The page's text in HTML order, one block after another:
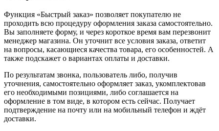
Функция «Быстрый заказ» позволяет покупателю не
проходить всю процедуру оформления заказа самостоятельно.
Вы заполняете форму, и через короткое время вам перезвонит
менеджер магазина. Он уточнит все условия заказа, ответит
на вопросы, касающиеся качества товара, его особенностей. А
также подскажет о вариантах оплаты и доставки.
По результатам звонка, пользователь либо, получив
уточнения, самостоятельно оформляет заказ, укомплектовав
его необходимыми позициями, либо соглашается на
оформление в том виде, в котором есть сейчас. Получает
подтверждение на почту или на мобильный телефон и ждёт
доставки.